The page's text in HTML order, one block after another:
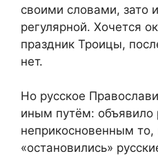
своими словами, зато
регулярной. Хочется
праздник Троицы,
нет.
Но русское
иным путём:
неприкосновенным то,
«остановились»